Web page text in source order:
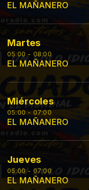
EL MAÑANERO
Martes
05:00 - 08:00
EL MAÑANERO
Miércoles
05:00 - 07:00
EL MAÑANERO
Jueves
05:00 - 07:00
EL MAÑANERO